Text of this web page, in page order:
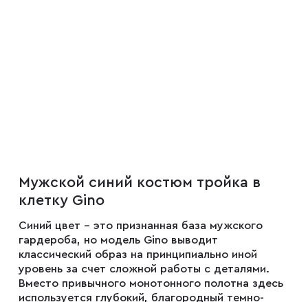
Мужские туфли
Дублёнки
Жилеты
Мужской синий костюм тройка в
клетку Gino
Синий цвет – это признанная база мужского
гардероба, но модель Gino выводит
классический образ на принципиально иной
уровень за счет сложной работы с деталями.
Вместо привычного монотонного полотна здесь
используется глубокий, благородный темно-